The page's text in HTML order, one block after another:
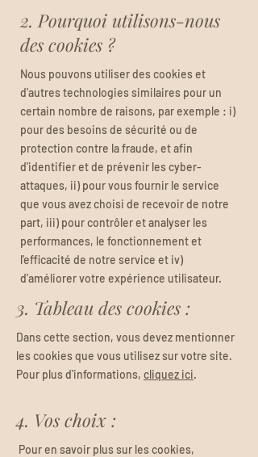
2. Pourquoi utilisons-nous
des cookies ?
Nous pouvons utiliser des cookies et
d'autres technologies similaires pour un
certain nombre de raisons, par exemple : i)
pour des besoins de sécurité ou de
protection contre la fraude, et afin
d'identifier et de prévenir les cyber-
attaques, ii) pour vous fournir le service
que vous avez choisi de recevoir de notre
part, iii) pour contrôler et analyser les
performances, le fonctionnement et
l'efficacité de notre service et iv)
d'améliorer votre expérience utilisateur.
3. Tableau des cookies :
Dans cette section, vous devez mentionner
les cookies que vous utilisez sur votre site.
Pour plus d'informations, cliquez ici.
4. Vos choix :
Pour en savoir plus sur les cookies,